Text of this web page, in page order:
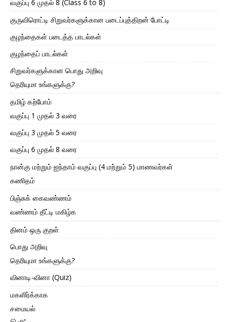
வகுப்பு 6 முதல் 8 (Class 6 to 8)
குருவிரொட்டி சிறுவர்களுக்கான படைப்புத்திறன் போட்டி
குழந்தைகள் படைத்த பாடல்கள்
குழந்தைப் பாடல்கள்
சிறுவர்களுக்கான பொது அறிவு
தெரியுமா உங்களுக்கு?
தமிழ் கற்போம்
வகுப்பு 1 முதல் 3 வரை
வகுப்பு 3 முதல் 5 வரை
வகுப்பு 6 முதல் 8 வரை
நான்கு மற்றும் ஐந்தாம் வகுப்பு (4 மற்றும் 5) மாணவர்கள்
கணிதம்
பிஞ்சுக் கைவண்ணம்
வண்ணம் தீட்டி மகிழ்க
தினம் ஒரு குறள்
பொது அறிவு
தெரியுமா உங்களுக்கு?
வினாடி-வினா (Quiz)
மகளிர்க்காக
சமையல்